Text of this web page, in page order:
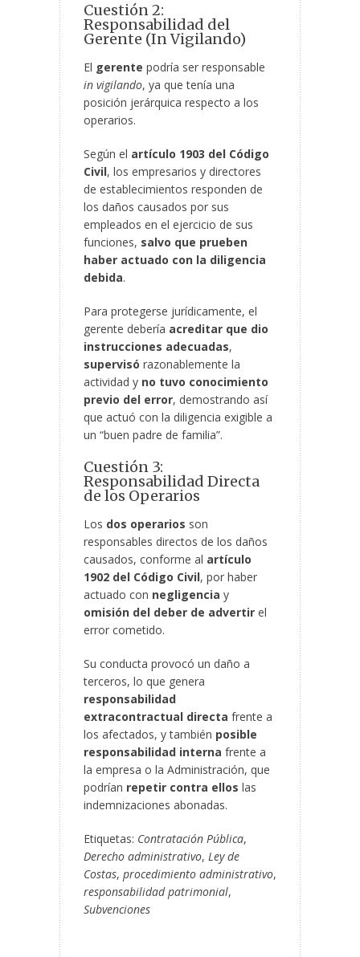
Cuestión 2:
Responsabilidad del
Gerente (In Vigilando)
El gerente podría ser responsable
in vigilando, ya que tenía una
posición jerárquica respecto a los
operarios.
Según el artículo 1903 del Código
Civil, los empresarios y directores
de establecimientos responden de
los daños causados por sus
empleados en el ejercicio de sus
funciones, salvo que prueben
haber actuado con la diligencia
debida.
Para protegerse jurídicamente, el
gerente debería acreditar que dio
instrucciones adecuadas,
supervisó razonablemente la
actividad y no tuvo conocimiento
previo del error, demostrando así
que actuó con la diligencia exigible a
un “buen padre de familia”.
Cuestión 3:
Responsabilidad Directa
de los Operarios
Los dos operarios son
responsables directos de los daños
causados, conforme al artículo
1902 del Código Civil, por haber
actuado con negligencia y
omisión del deber de advertir el
error cometido.
Su conducta provocó un daño a
terceros, lo que genera
responsabilidad
extracontractual directa frente a
los afectados, y también posible
responsabilidad interna frente a
la empresa o la Administración, que
podrían repetir contra ellos las
indemnizaciones abonadas.
Etiquetas: Contratación Pública,
Derecho administrativo, Ley de
Costas, procedimiento administrativo,
responsabilidad patrimonial,
Subvenciones